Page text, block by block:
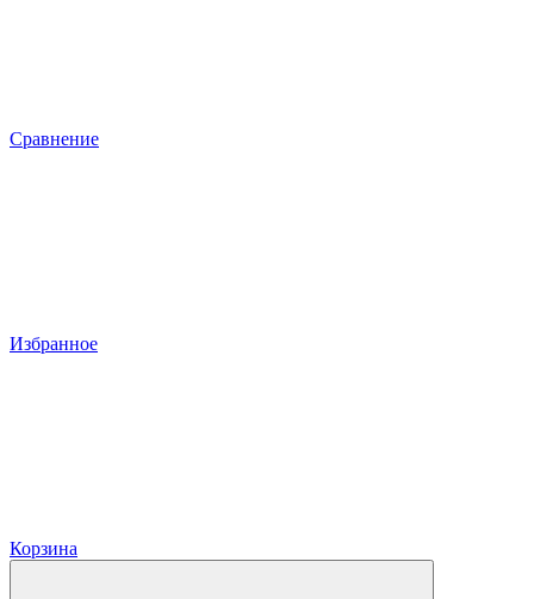
Сравнение
Избранное
Корзина